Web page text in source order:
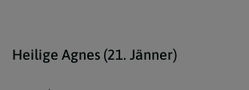
Heilige Agnes (21. Jänner)